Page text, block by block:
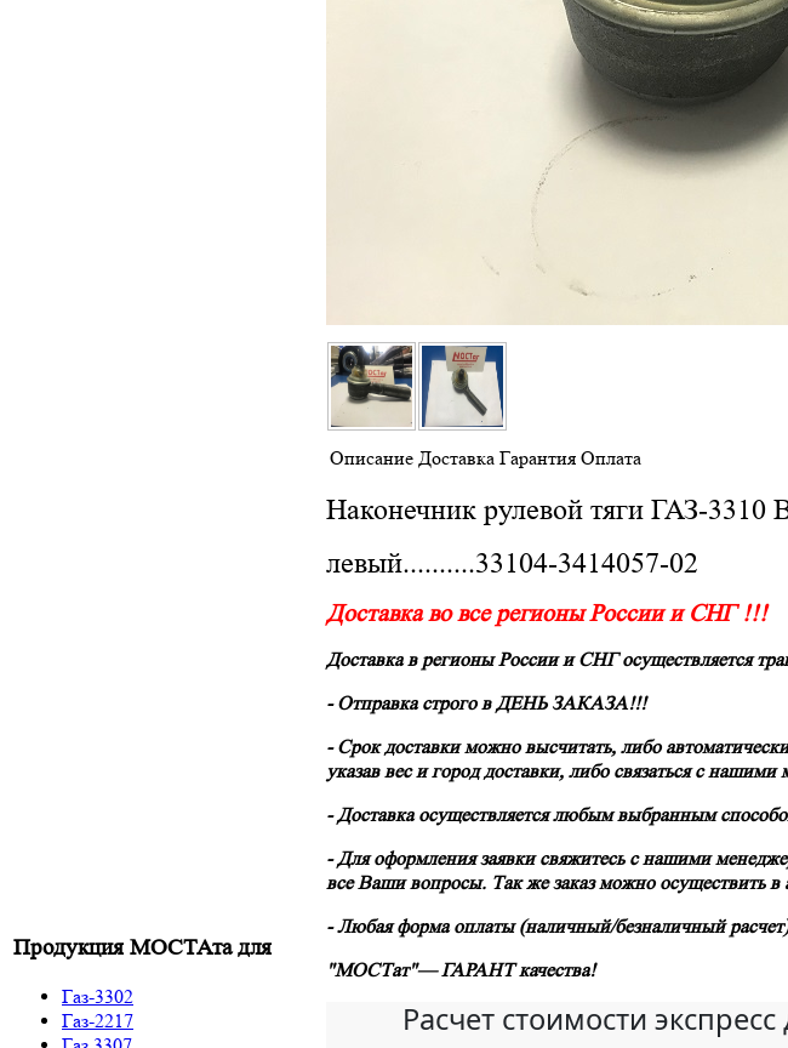
Продукция МОСТАта для
Газ-3302
Газ-2217
Описание Доставка Гарантия Оплата
Наконечник рулевой тяги ГАЗ-
левый..........33104-3414057-02
Доставка во все регионы России и СНГ !!!
Доставка в регионы России и СНГ осуществляется
- Отправка строго вДЕНЬ ЗАКАЗА!!!
- Срок доставки можно высчитать, либо
указав вес и город доставки, либо связаться с
- Доставка осуществляется любым выбранным
- Для оформления заявки свяжитесь с нашими
все Ваши вопросы. Так же заказ можно осуществить
- Любая форма оплаты (наличный/безналичный
"МОСТат"— ГАРАНТ качества!